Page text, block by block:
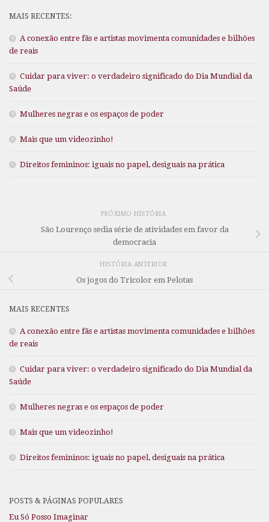
MAIS RECENTES:
A conexão entre fãs e artistas movimenta comunidades e bilhões
de reais
Cuidar para viver: o verdadeiro significado do Dia Mundial da
Saúde
Mulheres negras e os espaços de poder
Mais que um videozinho!
Direitos femininos: iguais no papel, desiguais na prática
PRÓXIMO HISTÓRIA
São Lourenço sedia série de atividades em favor da
democracia
HISTÓRIA ANTERIOR
Os jogos do Tricolor em Pelotas
MAIS RECENTES
A conexão entre fãs e artistas movimenta comunidades e bilhões
de reais
Cuidar para viver: o verdadeiro significado do Dia Mundial da
Saúde
Mulheres negras e os espaços de poder
Mais que um videozinho!
Direitos femininos: iguais no papel, desiguais na prática
POSTS & PÁGINAS POPULARES
Eu Só Posso Imaginar